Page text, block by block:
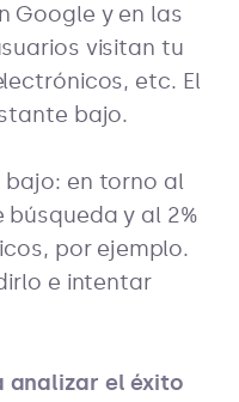
Google y en las
visitan tu
etc. El
bajo.
bajo: en torno al
búsqueda y al 2%
por ejemplo.
e intentar
analizar el éxito